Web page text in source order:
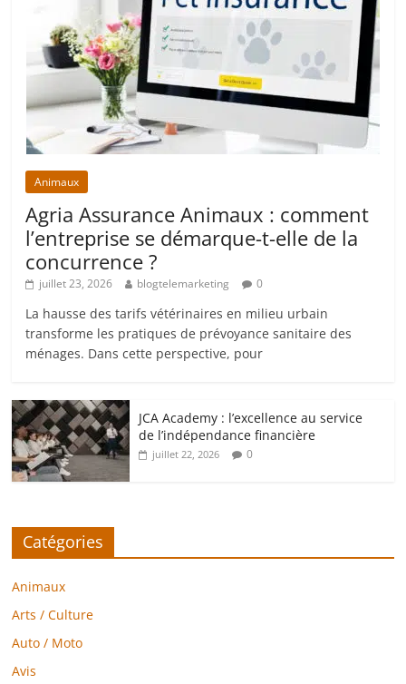
Animaux
Agria Assurance Animaux : comment
l’entreprise se démarque-t-elle de la
concurrence ?
juillet 23, 2026 blogtelemarketing 0
La hausse des tarifs vétérinaires en milieu urbain
transforme les pratiques de prévoyance sanitaire des
ménages. Dans cette perspective, pour
JCA Academy : l’excellence au service
de l’indépendance financière
juillet 22, 2026 0
Catégories
Animaux
Arts / Culture
Auto / Moto
Avis